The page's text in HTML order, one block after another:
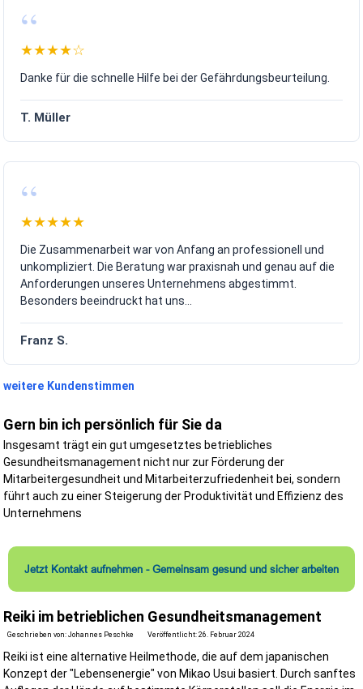
Gleichzeitige Arbeiten verschiedener Unternehmen
Ein erfahrener SiGeKo erkennt diese Gefährdungen bereits in der
Planungsphase und entwickelt gemeinsam mit allen Beteiligten
praktikable Lösungen.
Das Ergebnis:
weniger Unfälle
wirtschaftlichere Bauabläufe
Ihr Bauprojekt von Anfang an professionell absichern!
Unsere Leistungen als SiGeKo
Wir begleiten Ihr Bauprojekt von der ersten Planung bis zur
Bereits vor Baubeginn unterstützen wir Sie durch:
Erstellung des Sicherheits- und Gesundheitsschutzplans
Beratung bei der Planung sicherer Bauabläufe
Erstellung der Vorankündigung
Mitwirkung bei der Unterlage für spätere Arbeiten
Ermittlung möglicher Gefährdungen
Abstimmung der Schutzmaßnahmen
Eine gute Planung spart später Zeit, Geld und vermeidet unnötige
Risiken.
Während der Bauausführung
Während der Bauarbeiten übernehmen wir unter anderem:
regelmäßige Baustellenbegehungen
Überprüfung der Einhaltung des SiGe-Plans
Dokumentation der Begehungen
Anpassung der Schutzmaßnahmen bei Änderungen
Beratung bei sicherheitsrelevanten Fragestellungen
★★★★☆
Danke für die schnelle Hilfe bei der Gefährdungsbeurteilung.
T. Müller
★★★★★
Die Zusammenarbeit war von Anfang an professionell und
unkompliziert. Die Beratung war praxisnah und genau auf die
Anforderungen unseres Unternehmens abgestimmt.
Besonders beeindruckt hat uns...
Franz S.
weitere Kundenstimmen
Gern bin ich persönlich für Sie da
Insgesamt trägt ein gut umgesetztes betriebliches
Gesundheitsmanagement nicht nur zur Förderung der
Mitarbeitergesundheit und Mitarbeiterzufriedenheit bei, sondern
führt auch zu einer Steigerung der Produktivität und Effizienz des
Unternehmens
Jetzt Kontakt aufnehmen - Gemeinsam gesund und sicher arbeiten
Reiki im betrieblichen Gesundheitsmanagement
Geschrieben von:Johannes Peschke Veröffentlicht: 26. Februar 2024
Reiki ist eine alternative Heilmethode, die auf dem japanischen
Konzept der "Lebensenergie" von Mikao Usui basiert. Durch sanftes